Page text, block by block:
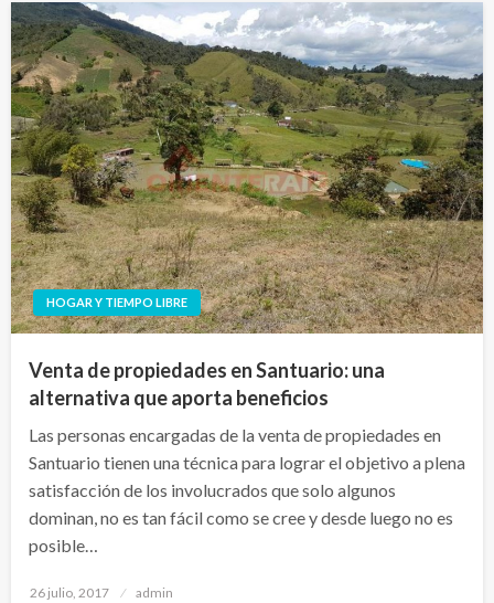
HOGAR Y TIEMPO LIBRE
Venta de propiedades en Santuario: una
alternativa que aporta beneficios
Las personas encargadas de la venta de propiedades en
Santuario tienen una técnica para lograr el objetivo a plena
satisfacción de los involucrados que solo algunos
dominan, no es tan fácil como se cree y desde luego no es
posible…
Publicado
26 julio, 2017 admin